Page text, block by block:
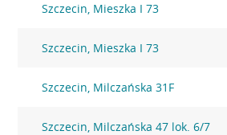
Szczecin, Mieszka I 73
Szczecin, Mieszka I 73
Szczecin, Milczańska 31F
Szczecin, Milczańska 47 lok. 6/7